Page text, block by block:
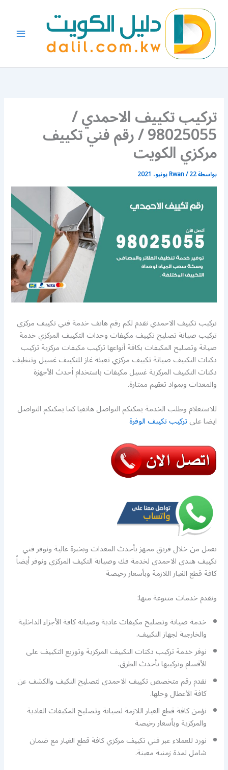
المحتوى
تركيب تكييف الاحمدي /
98025055 / رقم فني تكييف
مركزي الكويت
بواسطة Rwan/22 يونيو، 2021
تركيب تكييف الاحمدي نقدم لكم رقم هاتف خدمة فني تكييف مركزي
تركيب صيانة تصليح تكييف مكيفات وحدات التكييف المركزي خدمة
صيانة وتصليح المكيفات بكافة أنواعها تركيب مكيفات مركزية تركيب
دكتات التكييف صيانة تكييف مركزي تعبئة غاز للتكييف غسيل وتنظيف
دكتات التكييف المركزية غسيل مكيفات باستخدام أحدث الأجهزة
والمعدات وبمواد تعقيم ممتازة.
للاستعلام وطلب الخدمة يمكنكم التواصل هاتفيا كما يمكنكم التواصل
ايضا علىتركيب تكييف الوفرة
نعمل من خلال فريق مجهز بأحدث المعدات وبخبرة عالية ونوفر فني
تكييف هندي الاحمدي لخدمة فك وصيانة التكيف المركزي ونوفر أيضاً
كافة قطع الغيار اللازمة وبأسعار رخيصة
ونقدم خدمات متنوعة منها:
خدمة صيانة وتصليح مكيفات عادية وصيانة كافة الأجزاء الداخلية
والخارجية لجهاز التكييف.
نوفر خدمة تركيب دكتات التكييف المركزية وتوزيع التكييف على
الأقسام وتركيبها بأحدث الطرق.
نقدم رقم متخصص تكييف الاحمدي لتصليح التكيف والكشف عن
كافة الأعطال وحلها.
نؤمن كافة قطع الغيار اللازمة لصيانة وتصليح المكيفات العادية
والمركزية وبأسعار رخيصة
نورد للعملاء عبر فني تكييف مركزي كافة قطع الغيار مع ضمان
شامل لمدة زمنية معينة.